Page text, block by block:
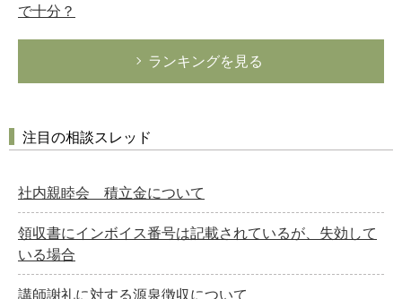
で十分？
ランキングを見る
注目の相談スレッド
社内親睦会 積立金について
領収書にインボイス番号は記載されているが、失効して
いる場合
講師謝礼に対する源泉徴収について